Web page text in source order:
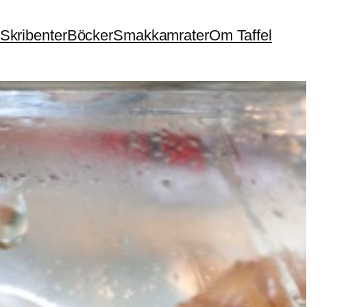
SkribenterBöckerSmakkamraterOm Taffel